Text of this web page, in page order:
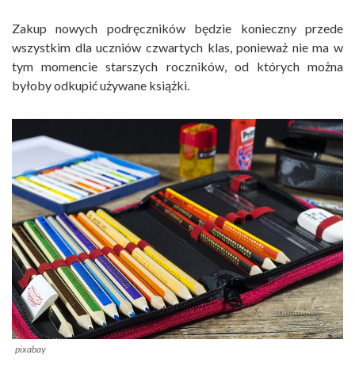
Zakup nowych podręczników będzie konieczny przede
wszystkim dla uczniów czwartych klas, ponieważ nie ma w
tym momencie starszych roczników, od których można
byłoby odkupić używane książki.
pixabay